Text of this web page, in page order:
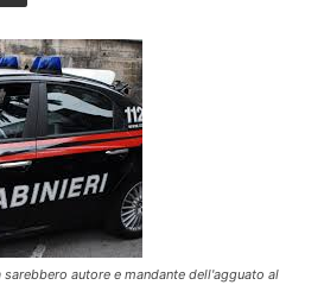
autore e mandante dell'agguato al